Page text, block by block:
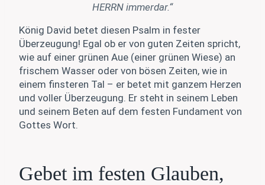
HERRN immerdar.“
König David betet diesen Psalm in fester
Überzeugung! Egal ob er von guten Zeiten spricht,
wie auf einer grünen Aue (einer grünen Wiese) an
frischem Wasser oder von bösen Zeiten, wie in
einem finsteren Tal – er betet mit ganzem Herzen
und voller Überzeugung. Er steht in seinem Leben
und seinem Beten auf dem festen Fundament von
Gottes Wort.
Gebet im festen Glauben,